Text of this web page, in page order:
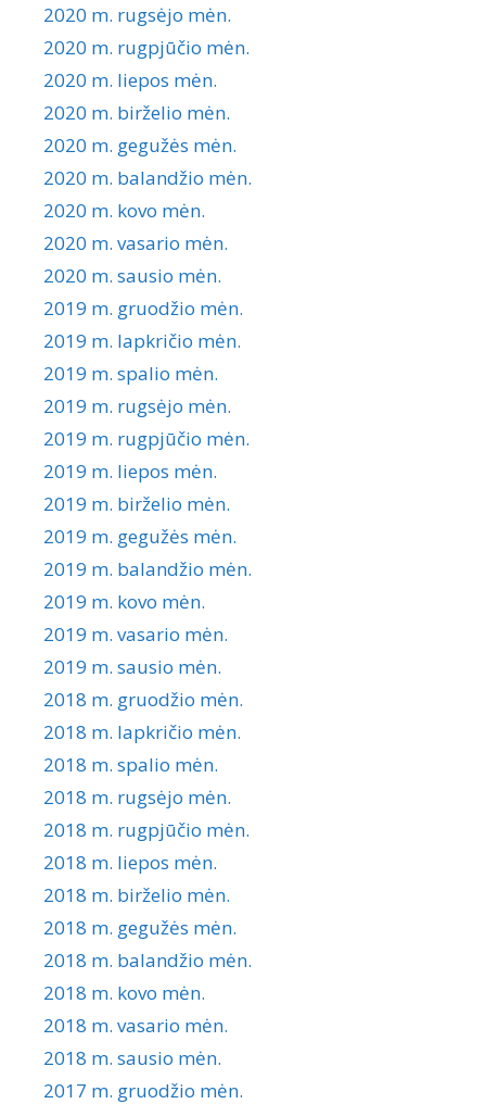
2020 m. rugsėjo mėn.
2020 m. rugpjūčio mėn.
2020 m. liepos mėn.
2020 m. birželio mėn.
2020 m. gegužės mėn.
2020 m. balandžio mėn.
2020 m. kovo mėn.
2020 m. vasario mėn.
2020 m. sausio mėn.
2019 m. gruodžio mėn.
2019 m. lapkričio mėn.
2019 m. spalio mėn.
2019 m. rugsėjo mėn.
2019 m. rugpjūčio mėn.
2019 m. liepos mėn.
2019 m. birželio mėn.
2019 m. gegužės mėn.
2019 m. balandžio mėn.
2019 m. kovo mėn.
2019 m. vasario mėn.
2019 m. sausio mėn.
2018 m. gruodžio mėn.
2018 m. lapkričio mėn.
2018 m. spalio mėn.
2018 m. rugsėjo mėn.
2018 m. rugpjūčio mėn.
2018 m. liepos mėn.
2018 m. birželio mėn.
2018 m. gegužės mėn.
2018 m. balandžio mėn.
2018 m. kovo mėn.
2018 m. vasario mėn.
2018 m. sausio mėn.
2017 m. gruodžio mėn.